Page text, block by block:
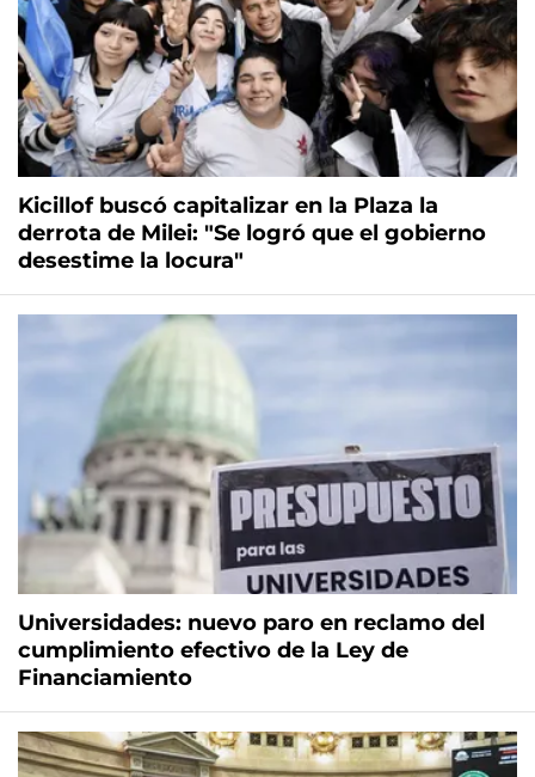
Kicillof buscó capitalizar en la Plaza la
derrota de Milei: "Se logró que el gobierno
desestime la locura"
Universidades: nuevo paro en reclamo del
cumplimiento efectivo de la Ley de
Financiamiento